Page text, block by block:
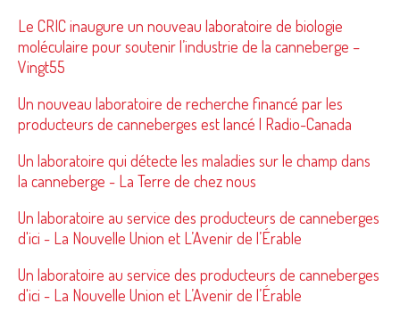
Le CRIC inaugure un nouveau laboratoire de biologie
moléculaire pour soutenir l’industrie de la canneberge –
Vingt55
Un nouveau laboratoire de recherche financé par les
producteurs de canneberges est lancé | Radio-Canada
Un laboratoire qui détecte les maladies sur le champ dans
la canneberge - La Terre de chez nous
Un laboratoire au service des producteurs de canneberges
d'ici - La Nouvelle Union et L’Avenir de l’Érable
Un laboratoire au service des producteurs de canneberges
d'ici - La Nouvelle Union et L’Avenir de l’Érable